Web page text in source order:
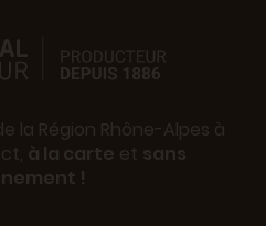
la Région Rhône-Alpes à
à la carte et sans
!